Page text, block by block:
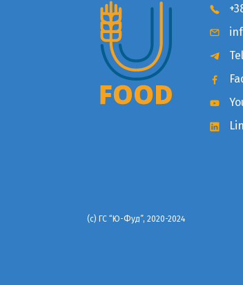
(с) ГС “Ю-Фуд”, 2020-2024